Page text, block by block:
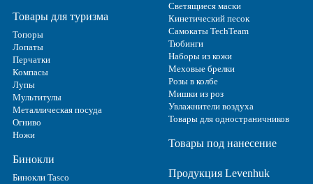
Товары для туризма
Топоры
Лопаты
Перчатки
Компасы
Лупы
Мультитулы
Металлическая посуда
Огниво
Ножи
Бинокли
Бинокли Tasco
Светящиеся маски
Кинетический песок
Самокаты TechTeam
Тюбинги
Наборы из кожи
Меховые брелки
Розы в колбе
Мишки из роз
Увлажнители воздуха
Товары для одностраничников
Товары под нанесение
Продукция Levenhuk